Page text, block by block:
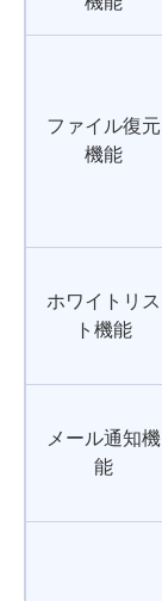
ファイル復元
機能
ホワイトリス
ト機能
メール通知機
能